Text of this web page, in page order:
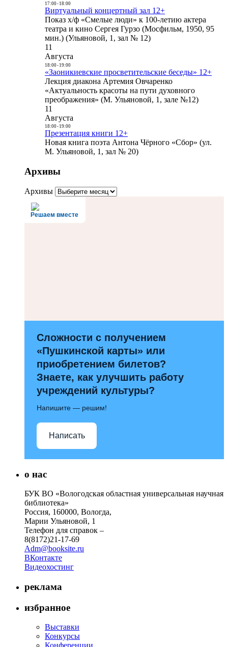
17:00- 18:00
Виртуальный концертный зал 12+
Показ х/ф «Смелые люди» к 100-летию актера
театра и кино Сергея Гурзо (Мосфильм, 1950, 95
мин.) (Ульяновой, 1, зал № 12)
11
Августа
18:00- 19:00
«Заоникиевские просветительские беседы» 12+
Лекция диакона Артемия Овчаренко
«Актуальность красоты на пути духовного
преображения» (М. Ульяновой, 1, зале №12)
11
Августа
18:00- 19:00
Презентация книги 12+
Новая книга поэта Антона Чёрного «Сбор» (ул.
М. Ульяновой, 1, зал № 20)
Архивы
Архивы
Решаем вместе
Сложности с получением
«Пушкинской карты» или
приобретением билетов?
Знаете, как улучшить работу
учреждений культуры?
Напишите — решим!
Написать
о нас
БУК ВО «Вологодская областная универсальная научная
библиотека»
Россия, 160000, Вологда,
Марии Ульяновой, 1
Телефон для справок –
8(8172)21-17-69
Adm@booksite.ru
ВКонтакте
Видеохостинг
реклама
избранное
Выставки
Конкурсы